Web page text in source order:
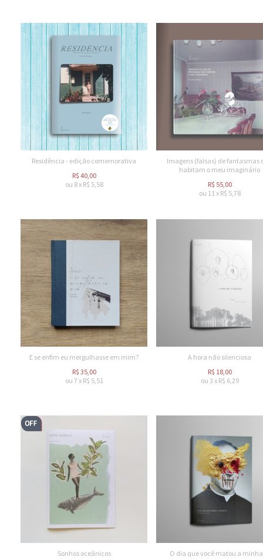
Residência - edição comemorativa
R$ 40,00
ou 8x R$ 5,58
Imagens (falsas) de fantasmas
habitam o meu imaginário
R$ 55,00
ou 11x R$ 5,78
E se enfim eu mergulhasse em mim?
R$ 35,00
ou 7x R$ 5,51
A hora não silenciosa
R$ 18,00
ou 3 x R$ 6,29
Sonhos oceânicos
O dia que você matou a